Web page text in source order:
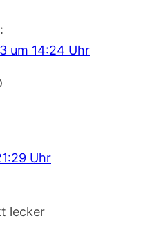
um 14:24 Uhr
Uhr
lecker